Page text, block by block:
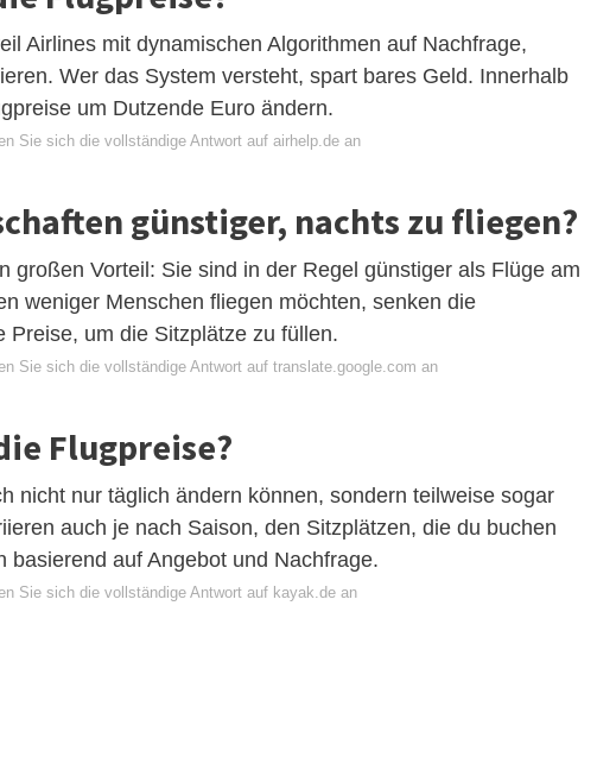
Airlines mit dynamischen Algorithmen auf Nachfrage,
Wer das System versteht, spart bares Geld. Innerhalb
um Dutzende Euro ändern.
Sie sich die vollständige Antwort auf airhelp.de an
günstiger, nachts zu fliegen?
großen Vorteil: Sie sind in der Regel günstiger als Flüge am
weniger Menschen fliegen möchten, senken die
Preise, um die Sitzplätze zu füllen.
Sie sich die vollständige Antwort auf translate.google.com an
Flugpreise?
nicht nur täglich ändern können, sondern teilweise sogar
auch je nach Saison, den Sitzplätzen, die du buchen
basierend auf Angebot und Nachfrage.
Sie sich die vollständige Antwort auf kayak.de an